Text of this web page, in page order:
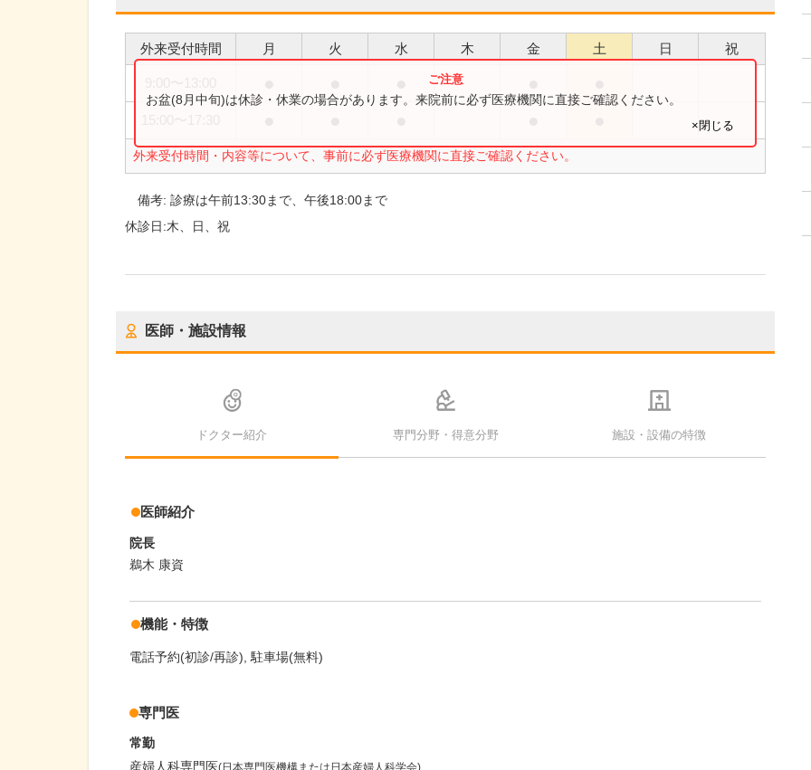
外来受付時間 月 火 水 木 金 土 日 祝
外来受付時間・内容等について、事前に必ず医療機関に直接ご確認ください。
お盆(8月中旬)は休診・休業の場合があります。来院前に必ず医療機関に直接ご確認ください。
×閉じる
備考:診療は午前13:30まで、午後18:00まで
休診日:木、日、祝
医師・施設情報
ドクター紹介 専門分野・得意分野 施設・設備の特徴
医師紹介
院長
鵜木 康資
機能・特徴
電話予約(初診/再診) 駐車場(無料)
専門医
常勤
産婦人科専門医